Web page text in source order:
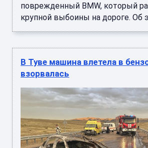
поврежденный BMW, который
крупной выбоины на дороге. Об
В Туве машина влетела в
взорвалась